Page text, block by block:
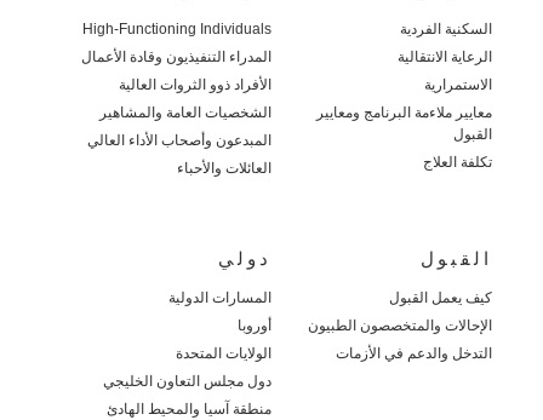
السكنية الفردية
الرعاية الانتقالية
الاستمرارية
معايير ملاءمة البرنامج ومعايير
القبول
تكلفة العلاج
High-Functioning Individuals
المدراء التنفيذيون وقادة الأعمال
الأفراد ذوو الثروات العالية
الشخصيات العامة والمشاهير
المبدعون وأصحاب الأداء العالي
العائلات والأحباء
القبول
كيف يعمل القبول
الإحالات والمتخصصون الطبيون
التدخل والدعم في الأزمات
دولي
المسارات الدولية
أوروبا
الولايات المتحدة
دول مجلس التعاون الخليجي
منطقة آسيا والمحيط الهادئ